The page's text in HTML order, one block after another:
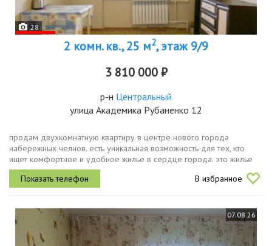
28
2 комн. кв., 25 м2, этаж 9/9
3 810 000 ₽
р-н Центральный
улица Академика Рубаненко 12
продам двухкомнатную квартиру в центре нового города
набережных челнов. есть уникальная возможность для тех, кто
ищет комфортное и удобное жилье в сердце города. это жилье
представляет собой жилую площадь 25,6 м² с пластиковыми
окнами, тщательно...
В избранное
07.08.26